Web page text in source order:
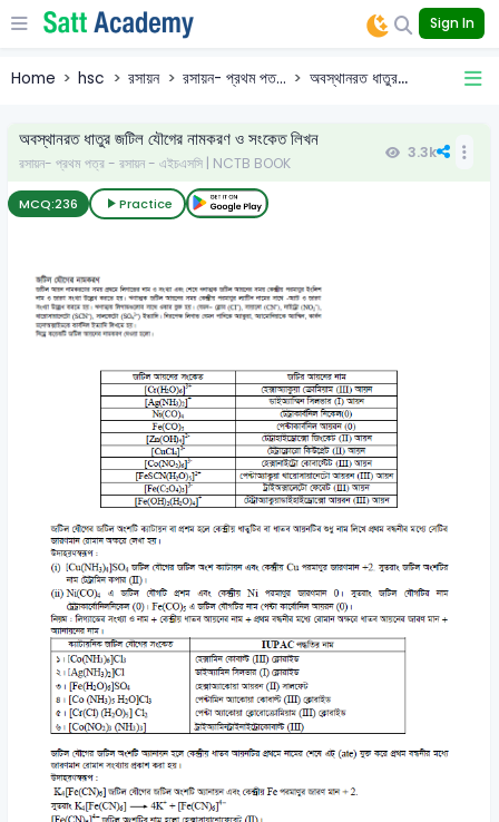
Sign In
Home hsc রসায়ন রসায়ন- প্রথম পত... অবস্থানরত ধাতুর...
অবস্থানরত ধাতুর জটিল যৌগের নামকরণ ও সংকেত লিখন
রসায়ন- প্রথম পত্র - রসায়ন - এইচএসসি | NCTB BOOK
3.3k
MCQ:236 Practice